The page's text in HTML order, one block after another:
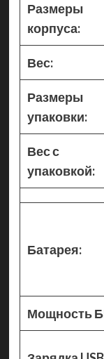
Размеры
корпуса:
Вес:
Размеры
упаковки:
Вес с
упаковкой:
Батарея:
Мощность